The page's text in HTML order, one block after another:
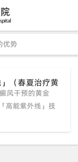
优势
（春夏治疗黄
新突破
风干预的黄金
高能紫外线」技